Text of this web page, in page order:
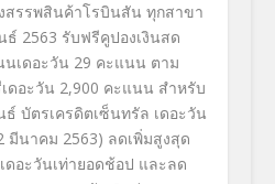
สรรพสินค้าโรบินสัน ทุกสาขา
ธ์ 2563 รับฟรีคูปองเงินสด
เดอะวัน 29 คะแนน ตาม
ดอะวัน 2,900 คะแนน สำหรับ
ธ์ บัตรเครดิตเซ็นทรัล เดอะวัน
มีนาคม 2563) ลดเพิ่มสูงสุด
ดอะวันเท่ายอดช้อป และลด